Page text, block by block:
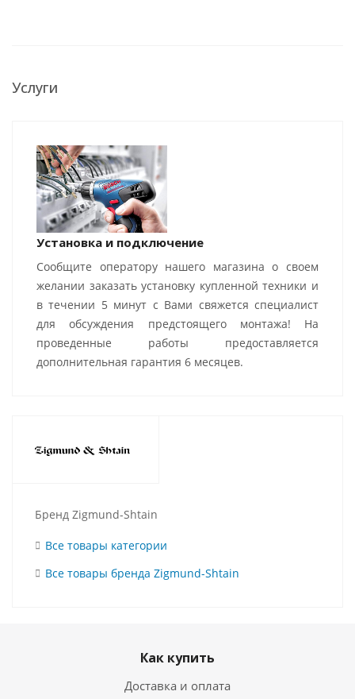
Услуги
Установка и подключение
Сообщите оператору нашего магазина о своем
желании заказать установку купленной техники и
в течении 5 минут с Вами свяжется специалист
для обсуждения предстоящего монтажа! На
проведенные работы предоставляется
дополнительная гарантия 6 месяцев.
Бренд Zigmund-Shtain
Все товары категории
Все товары бренда Zigmund-Shtain
Как купить
Доставка и оплата